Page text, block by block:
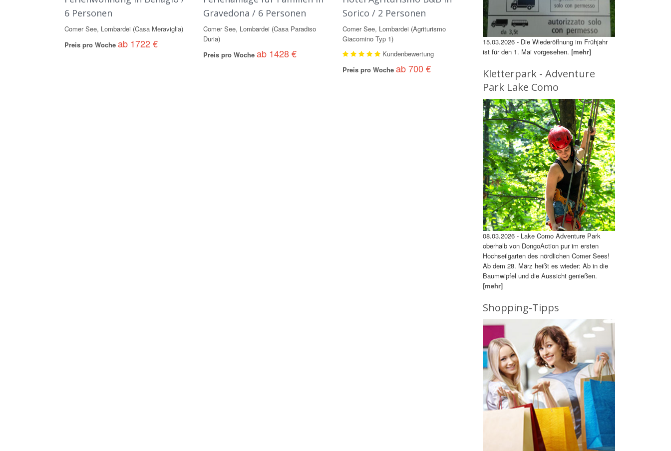
6 Personen
Comer See, Lombardei (Casa Meraviglia)
Preis pro Woche ab 1722 €
Gravedona / 6 Personen
Comer See, Lombardei (Casa Paradiso
Duria)
Preis pro Wocheab 1428 €
Sorico / 2 Personen
Comer See, Lombardei (Agriturismo
Giacomino Typ 1)
Kundenbewertung
Preis pro Woche ab 700 €
15.03.2026 - Die Wiederöffnung im Frühjahr
ist für den 1. Mai vorgesehen. [mehr]
Kletterpark - Adventure
Park Lake Como
08.03.2026 - Lake Como Adventure Park
oberhalb von DongoAction pur im ersten
Hochseilgarten des nördlichen Comer Sees!
Ab dem 28. März heißt es wieder: Ab in die
Baumwipfel und die Aussicht genießen.
[mehr]
Shopping-Tipps